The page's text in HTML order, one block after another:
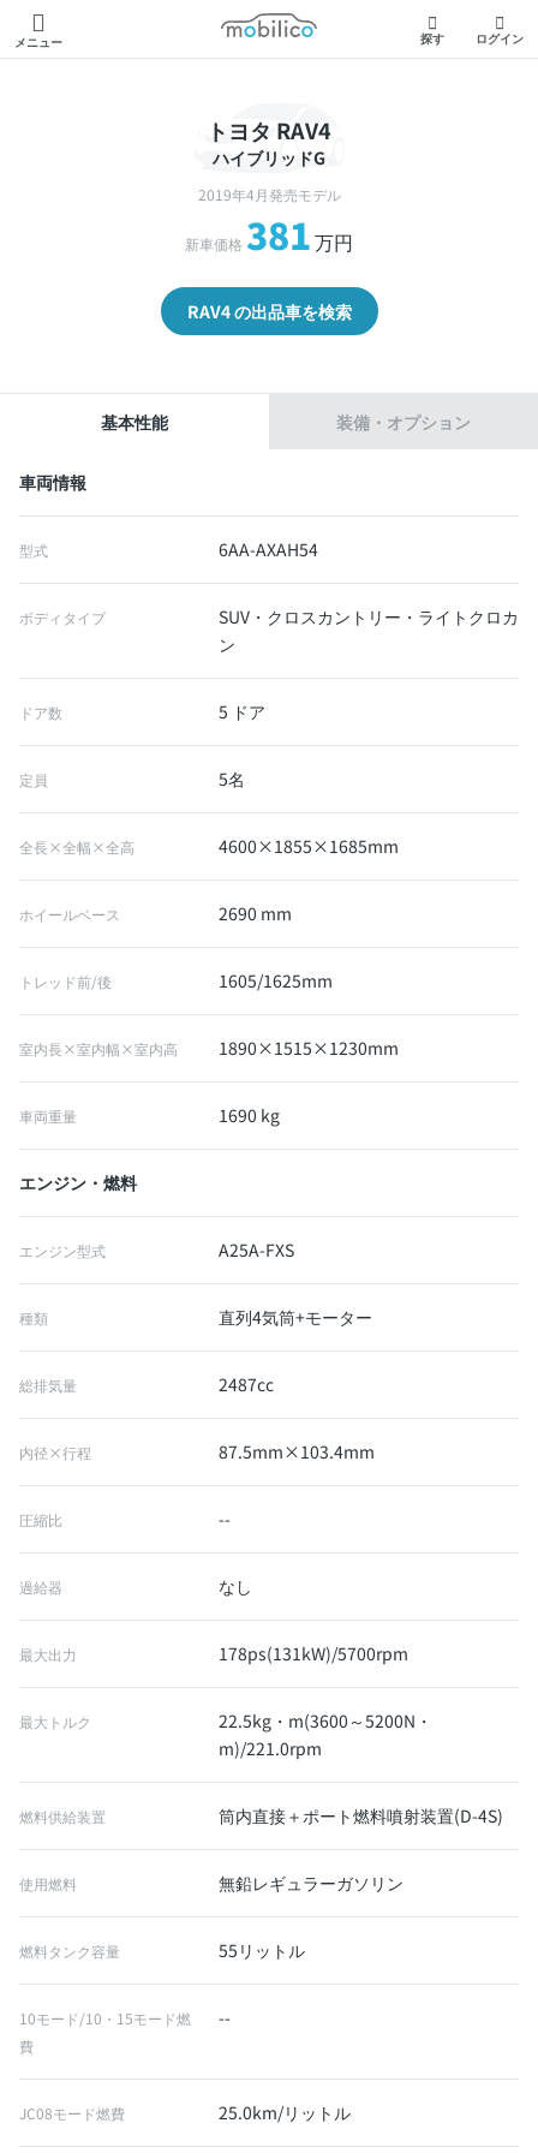
メニュー
モビリコ
探す ログイン
トヨタ RAV4
ハイブリッドG
2019年4月発売モデル
新車価格 381万円
RAV4 の出品車を検索
基本性能 装備・オプション
車両情報
型式 6AA-AXAH54
ボディタイプ
SUV・クロスカントリー・ライトクロカ
ン
ドア数 5 ドア
定員 5名
全長×全幅×全高 4600×1855×1685mm
ホイールベース 2690 mm
トレッド前/後 1605/1625mm
室内長×室内幅×室内高 1890×1515×1230mm
車両重量 1690 kg
エンジン・燃料
エンジン型式 A25A-FXS
種類 直列4気筒+モーター
総排気量 2487cc
内径×行程 87.5mm×103.4mm
圧縮比 --
過給器 なし
最大出力 178ps(131kW)/5700rpm
最大トルク
22.5kg・m(3600～5200N・
m)/221.0rpm
燃料供給装置 筒内直接＋ポート燃料噴射装置(D-4S)
使用燃料 無鉛レギュラーガソリン
燃料タンク容量 55リットル
10モード/10・15モード燃
費
--
JC08モード燃費 25.0km/リットル